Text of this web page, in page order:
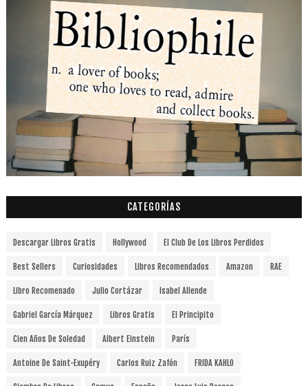
CATEGORÍAS
Descargar Libros Gratis Hollywood El Club De Los Libros Perdidos
Best Sellers Curiosidades Libros Recomendados Amazon RAE
Libro Recomenado Julio Cortázar Isabel Allende
Gabriel García Márquez Libros Gratis El Principito
Cien Años De Soledad Albert Einstein París
Antoine De Saint-Exupéry Carlos Ruiz Zafón FRIDA KAHLO